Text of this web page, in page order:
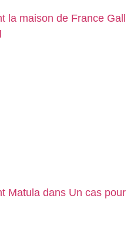
la maison de France Gall
Matula dans Un cas pour